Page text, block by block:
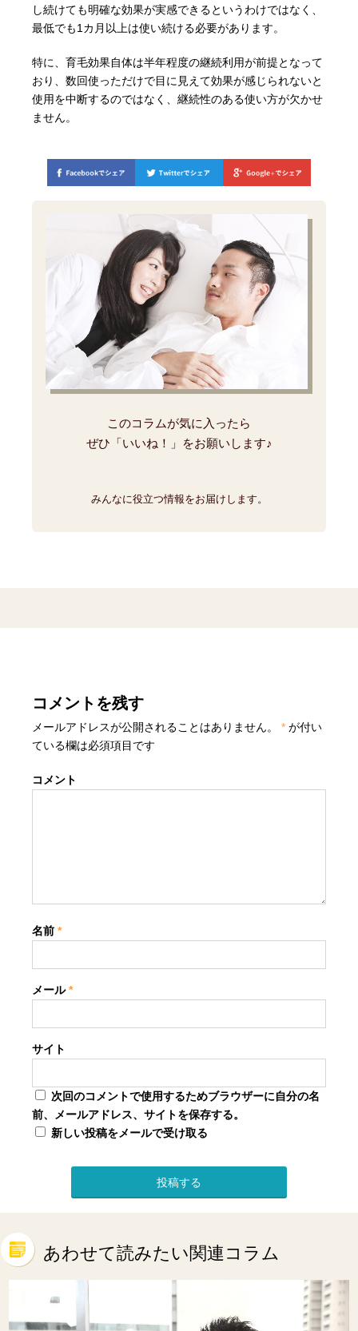
し続けても明確な効果が実感できるというわけではなく、
最低でも1カ月以上は使い続ける必要があります。
特に、育毛効果自体は半年程度の継続利用が前提となって
おり、数回使っただけで目に見えて効果が感じられないと
使用を中断するのではなく、継続性のある使い方が欠かせ
ません。
このコラムが気に入ったら
ぜひ「いいね！」をお願いします♪
みんなに役立つ情報をお届けします。
コメントを残す
メールアドレスが公開されることはありません。 * が付い
ている欄は必須項目です
コメント
名前*
メール*
サイト
次回のコメントで使用するためブラウザーに自分の名
前、メールアドレス、サイトを保存する。
新しい投稿をメールで受け取る
あわせて読みたい関連コラム